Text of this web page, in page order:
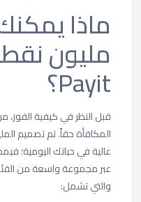
مليون
Payit؟
قبل النظر في كيفية
المكافأة حقاً. تم تصميم
عالية في حياتك اليومية؛
عبر مجموعة واسعة من
والتي تشمل: